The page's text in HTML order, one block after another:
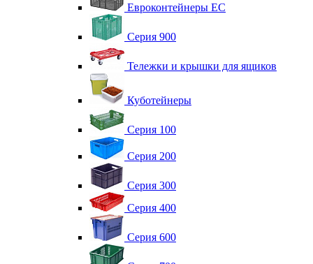
Евроконтейнеры ЕС
Серия 900
Тележки и крышки для ящиков
Куботейнеры
Серия 100
Серия 200
Серия 300
Серия 400
Серия 600